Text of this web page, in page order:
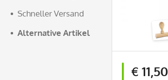
Schneller Versand
Alternative Artikel
€ 11,50